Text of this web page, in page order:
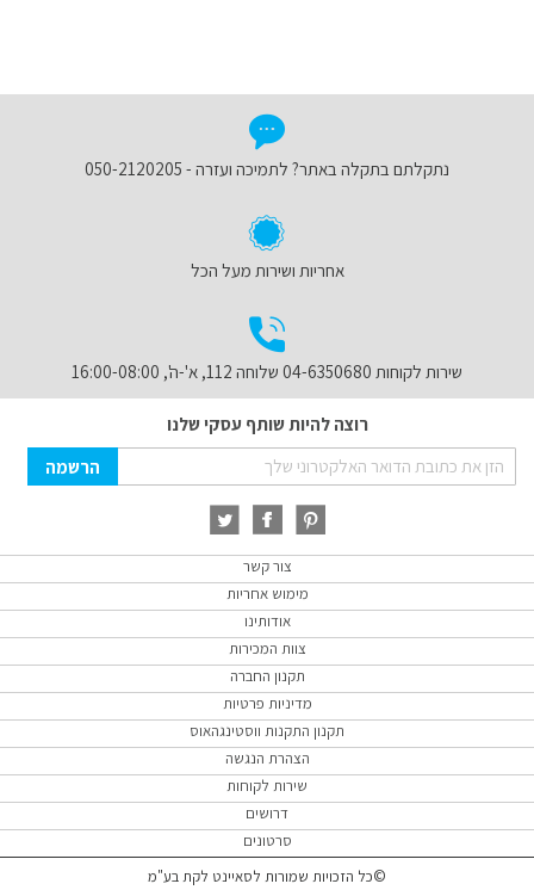
נתקלתם בתקלה באתר? לתמיכה ועזרה - 050-2120205
אחריות ושירות מעל הכל
שירות לקוחות 04-6350680 שלוחה 112, א'-ה', 16:00-08:00
רוצה להיות שותף עסקי שלנו
Sign
Up
Newsletter:
הרשמה
צור קשר
מימוש אחריות
אודותינו
צוות המכירות
תקנון החברה
מדיניות פרטיות
תקנון התקנות ווסטינגהאוס
הצהרת הנגשה
שירות לקוחות
דרושים
סרטונים
©כל הזכויות שמורות לסאיינט לקת בע"מ